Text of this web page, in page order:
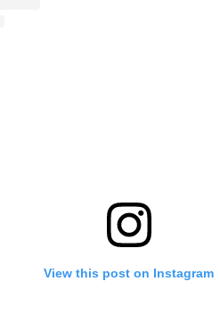
View this post on Instagram